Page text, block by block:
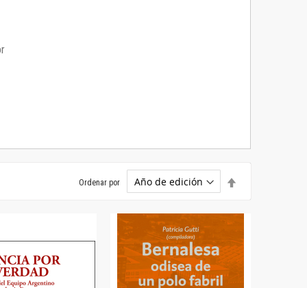
Ordenar por
descendente